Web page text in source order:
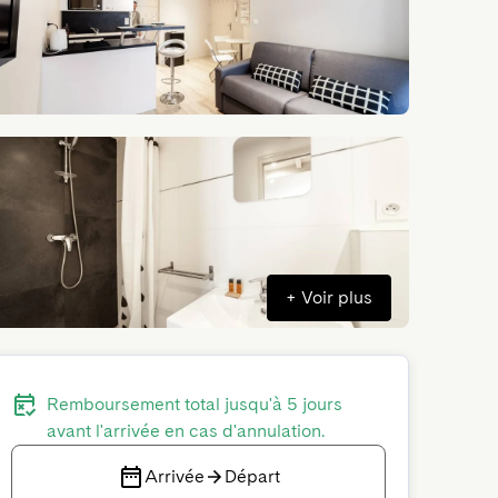
+ Voir plus
Remboursement total jusqu'à 5 jours
avant l'arrivée en cas d'annulation.
Arrivée Départ